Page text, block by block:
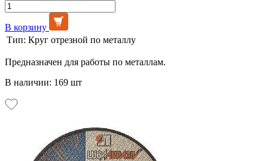
В корзину
Тип: Круг отрезной по металлу
Предназначен для работы по металлам.
В наличии: 169 шт